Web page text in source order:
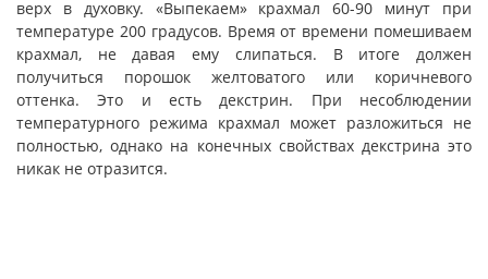
верх в духовку. «Выпекаем» крахмал 60-90 минут при
температуре 200 градусов. Время от времени помешиваем
крахмал, не давая ему слипаться. В итоге должен
получиться порошок желтоватого или коричневого
оттенка. Это и есть декстрин. При несоблюдении
температурного режима крахмал может разложиться не
полностью, однако на конечных свойствах декстрина это
никак не отразится.